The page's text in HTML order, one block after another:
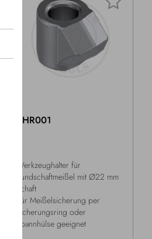
KHR001
Werkzeughalter für
Rundschaftmeißel mit Ø22 mm
Schaft
Für Meißelsicherung per
Sicherungsring oder
Spannhülse geeignet